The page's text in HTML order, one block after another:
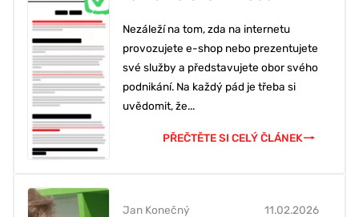
Nezáleží na tom, zda na internetu
provozujete e-shop nebo prezentujete
své služby a představujete obor svého
podnikání. Na každý pád je třeba si
uvědomit, že...
PŘEČTĚTE SI CELÝ ČLÁNEK
11.02.2026
Jan Konečný